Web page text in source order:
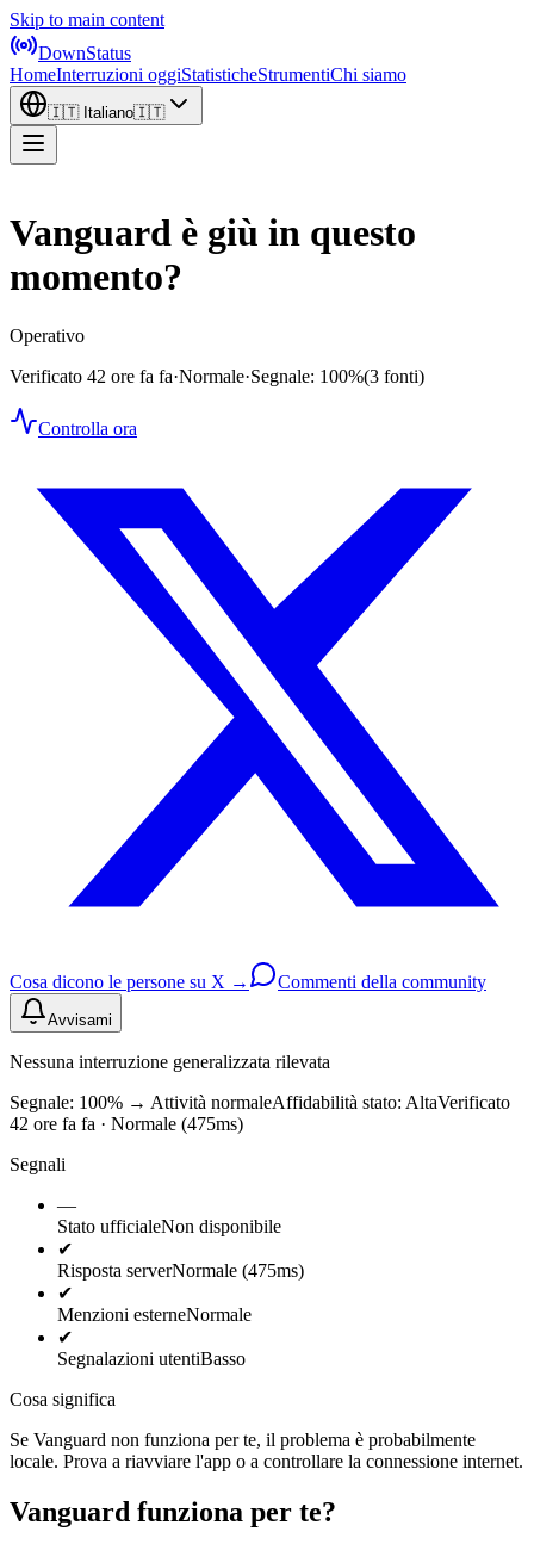
Skip to main content
DownStatus
HomeInterruzioni oggiStatisticheStrumentiChi siamo
🇮🇹 Italiano🇮🇹
Vanguard è giù in questo
momento?
Operativo
Verificato 42 ore fa fa·Normale·Segnale: 100%(3 fonti)
Controlla ora
Cosa dicono le persone su X → Commenti della community
Avvisami
Nessuna interruzione generalizzata rilevata
Segnale: 100% → Attività normaleAffidabilità stato: AltaVerificato
42 ore fa fa · Normale (475ms)
Segnali
—
Stato ufficialeNon disponibile
✔
Risposta serverNormale (475ms)
✔
Menzioni esterneNormale
✔
Segnalazioni utentiBasso
Cosa significa
Se Vanguard non funziona per te, il problema è probabilmente
locale. Prova a riavviare l'app o a controllare la connessione internet.
Vanguard funziona per te?